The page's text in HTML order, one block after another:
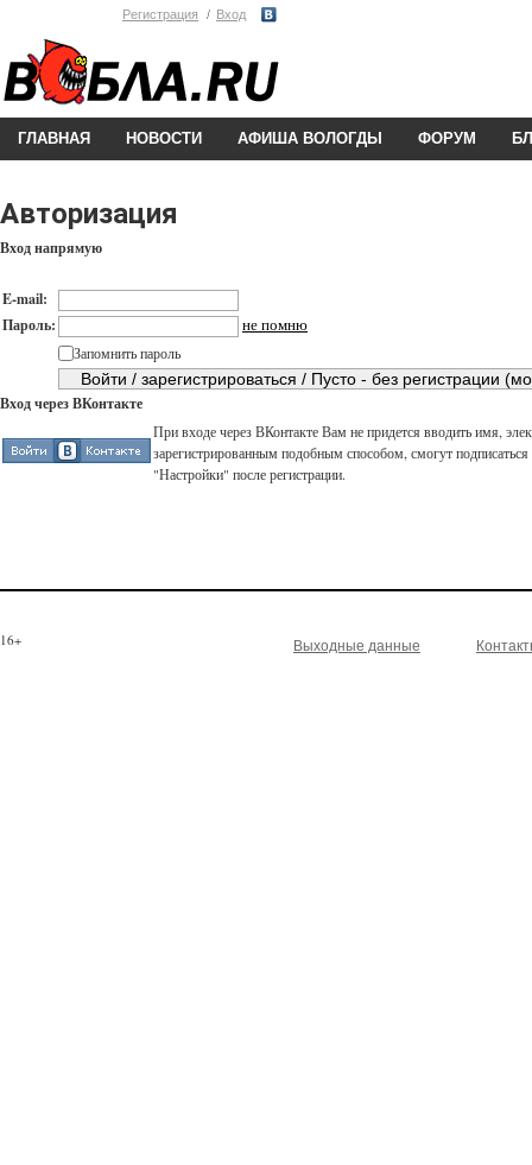
Регистрация Вход
ГЛАВНАЯ НОВОСТИ АФИША ВОЛОГДЫ ФОРУМ
Авторизация
Вход напрямую
E-mail:
Пароль:
не помню
Запомнить пароль
Вход через ВКонтакте
При входе через ВКонтакте Вам не придется вводить имя,
зарегистрированным подобным способом, смогут
"Настройки" после регистрации.
16+ Выходные данные